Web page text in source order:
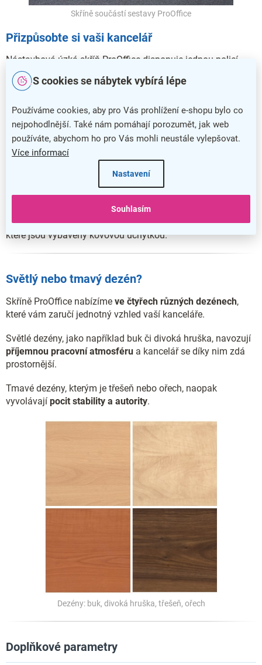
S cookies se nábytek vybírá lépe
Používáme cookies, aby pro Vás prohlížení e-shopu bylo co
nejpohodlnější. Také nám pomáhají porozumět, jak web
používáte, abychom ho pro Vás mohli neustále vylepšovat.
Více informací
Nastavení
Souhlasím
Skříně součástí sestavy ProOffice
Přizpůsobte si vaši kancelář
Nástavbová úzká skříň ProOffice disponuje jednou policí,
která při rovnoměrném zatížení
deska skříně má sílu 18 mm a je stejně jako ostatní desky
Do skříně tedy můžete bez problému umístit šanony s
dokumenty i drobnou techniku, kterou tak budete mít vždy
po ruce.
Svou kancelář si můžete dovybavit také jinými prvky této
řady. Třeba prostřednictvímkontejnerů
nejrůznějšíchdoplňků.
Tento typ skříně dodávámes dřevěnými křídlovými dveřmi,
které jsou vybaveny kovovou úchytkou.
Světlý nebo tmavý dezén?
Skříně ProOffice nabízíme ve čtyřech různých dezénech,
které vám zaručí jednotný vzhled vaší kanceláře.
Světlé dezény, jako například buk či divoká hruška, navozují
příjemnou pracovní atmosféru a kancelář se díky nim zdá
prostornější.
Tmavé dezény, kterým je třešeň nebo ořech, naopak
vyvolávají pocit stability a autority.
Dezény: buk, divoká hruška, třešeň, ořech
Doplňkové parametry